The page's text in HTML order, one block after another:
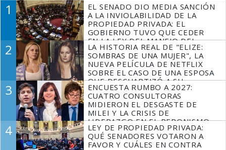
1
EL SENADO DIO MEDIA SANCIÓN
A LA INVIOLABILIDAD DE LA
PROPIEDAD PRIVADA: EL
GOBIERNO TUVO QUE CEDER
EN LA LEY DEL MANEJO DEL
FUEGO
2
LA HISTORIA REAL DE "ELIZE:
SOMBRAS DE UNA MUJER", LA
NUEVA PELÍCULA DE NETFLIX
SOBRE EL CASO DE UNA ESPOSA
QUE DESCUARTIZÓ A SU
MARIDO
3
ENCUESTA RUMBO A 2027:
CUATRO CONSULTORAS
MIDIERON EL DESGASTE DE
MILEI Y LA CRISIS DE
LIDERAZGO EN EL PERONISMO
4
LEY DE PROPIEDAD PRIVADA:
QUÉ SENADORES VOTARON A
FAVOR Y CUÁLES EN CONTRA